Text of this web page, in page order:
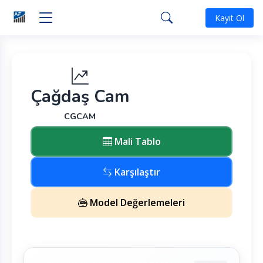
Kayıt Ol
Çağdaş Cam
CGCAM
Mali Tablo
Karşılaştır
Model Değerlemeleri